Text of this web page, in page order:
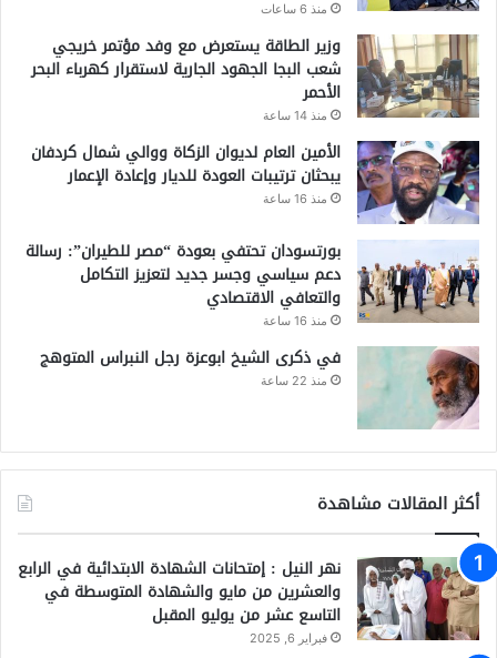
منذ 6 ساعات
وزير الطاقة يستعرض مع وفد مؤتمر خريجي
شعب البجا الجهود الجارية لاستقرار كهرباء البحر
الأحمر
منذ 14 ساعة
الأمين العام لديوان الزكاة ووالي شمال كردفان
يبحثان ترتيبات العودة للديار وإعادة الإعمار
منذ 16 ساعة
بورتسودان تحتفي بعودة “مصر للطيران”: رسالة
دعم سياسي وجسر جديد لتعزيز التكامل
والتعافي الاقتصادي
منذ 16 ساعة
في ذكرى الشيخ ابوعزة رجل النبراس المتوهج
منذ 22 ساعة
أكثر المقالات مشاهدة
نهر النيل : إمتحانات الشهادة الابتدائية في الرابع
والعشرين من مايو والشهادة المتوسطة في
التاسع عشر من يوليو المقبل
فبراير 6, 2025